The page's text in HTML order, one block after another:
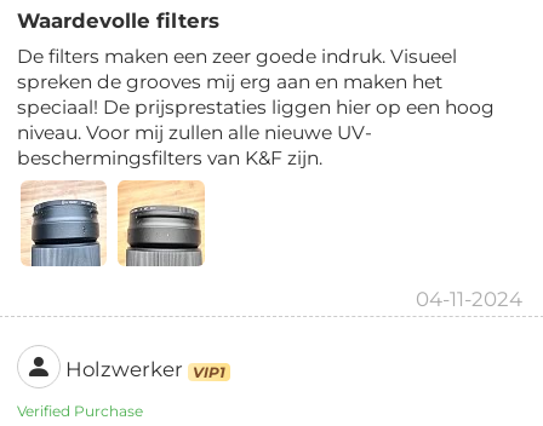
Waardevolle filters
De filters maken een zeer goede indruk. Visueel
spreken de grooves mij erg aan en maken het
speciaal! De prijsprestaties liggen hier op een hoog
niveau. Voor mij zullen alle nieuwe UV-
beschermingsfilters van K&F zijn.
04-11-2024
Holzwerker VIP1
Verified Purchase